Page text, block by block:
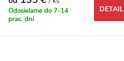
Odosielame do 7-14
prac. dní
DETAIL